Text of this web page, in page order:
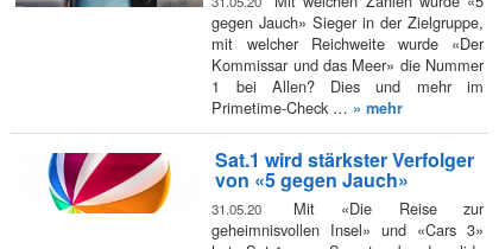
gegen Jauch» Sieger in der Zielgruppe,
mit welcher Reichweite wurde «Der
Kommissar und das Meer» die Nummer
1 bei Allen? Dies und mehr im
Primetime-Check … » mehr
Sat.1 wird stärkster Verfolger
von «5 gegen Jauch»
31.05.20
Mit «Die Reise zur
geheimnisvollen Insel» und «Cars 3»